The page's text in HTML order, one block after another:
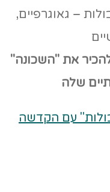
– גאוגרפיים,
את "השכונה"
שלה
עם הקדשה